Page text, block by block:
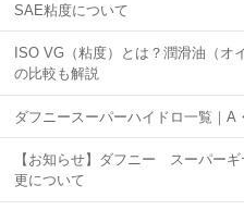
SAE粘度について
ISO VG（粘度）とは？潤滑油（オ
の比較も解説
ダフニースーパーハイドロ一覧｜A
【お知らせ】ダフニー スーパー
更について